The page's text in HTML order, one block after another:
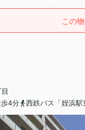
この
4分
西鉄バス「姪浜